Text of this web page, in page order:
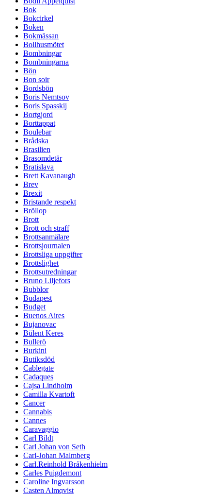
Bok
Bokcirkel
Boken
Bokmässan
Bollhusmötet
Bombningar
Bombningarna
Bön
Bon soir
Bordsbön
Boris Nemtsov
Boris Spasskij
Bortgjord
Borttappat
Boulebar
Brådska
Brasilien
Brasomdetär
Bratislava
Brett Kavanaugh
Brev
Brexit
Bristande respekt
Bröllop
Brott
Brott och straff
Brottsanmälare
Brottsjournalen
Brottsliga uppgifter
Brottslighet
Brottsutredningar
Bruno Liljefors
Bubblor
Budapest
Budget
Buenos Aires
Bujanovac
Bülent Keres
Bullerö
Burkini
Butiksdöd
Cablegate
Cadaques
Cajsa Lindholm
Camilla Kvartoft
Cancer
Cannabis
Cannes
Caravaggio
Carl Bildt
Carl Johan von Seth
Carl-Johan Malmberg
Carl.Reinhold Bråkenhielm
Carles Puigdemont
Caroline Ingvarsson
Casten Almqvist